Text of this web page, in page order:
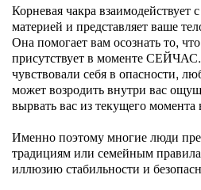
Корневая чакра взаимодействует
материей и представляет ваше
Она помогает вам осознать то,
присутствует в моменте
чувствовали себя в опасности,
может возродить внутри вас
вырвать вас из текущего
Именно поэтому многие люди
традициям или семейным
иллюзию стабильности и